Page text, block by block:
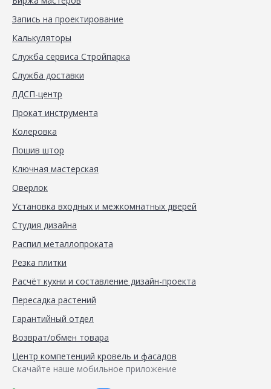
Запись на проектирование
Калькуляторы
Служба сервиса Стройпарка
Служба доставки
ЛДСП-центр
Прокат инструмента
Колеровка
Пошив штор
Ключная мастерская
Оверлок
Установка входных и межкомнатных дверей
Студия дизайна
Распил металлопроката
Резка плитки
Расчёт кухни и составление дизайн-проекта
Пересадка растений
Гарантийный отдел
Возврат/обмен товара
Центр компетенций кровель и фасадов
Скачайте наше мобильное приложение